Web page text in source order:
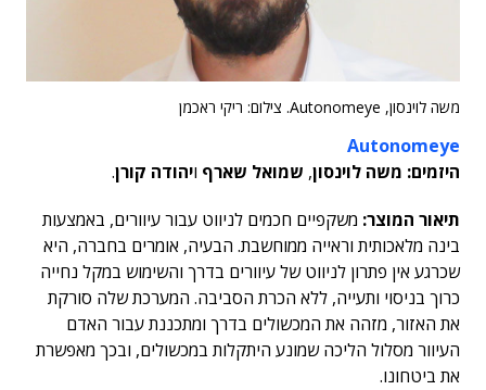
משה לוינסון, Autonomeye. צילום: ריקי ראכמן
Autonomeye
היזמים: משה לוינסון, שמואל שארף ויהודה קורן.
תיאור המוצר: משקפיים חכמים לניווט עבור עיוורים, באמצעות
בינה מלאכותית וראייה ממוחשבת. הבעיה, אומרים בחברה, היא
שכרגע אין פתרון לניווט של עיוורים בדרך והשימוש במקל נחייה
כרוך בניסוי ותעייה, ללא הכרת הסביבה. המערכת שלה סורקת
את האזור, מזהה את המכשולים בדרך ומתכננת עבור האדם
העיוור מסלול הליכה שמונע היתקלות במכשולים, ובכך מאפשרת
את ביטחונו.